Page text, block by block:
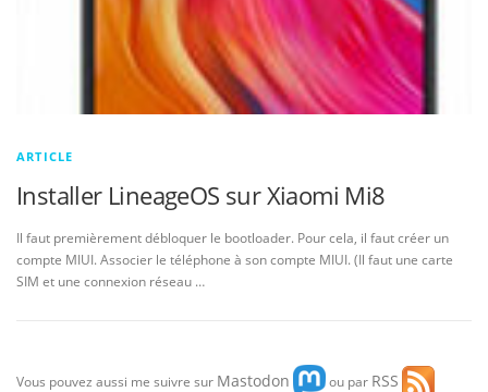
ARTICLE
Installer LineageOS sur Xiaomi Mi8
Il faut premièrement débloquer le bootloader. Pour cela, il faut créer un
compte MIUI. Associer le téléphone à son compte MIUI. (Il faut une carte
SIM et une connexion réseau …
Vous pouvez aussi me suivre sur Mastodon ou par RSS